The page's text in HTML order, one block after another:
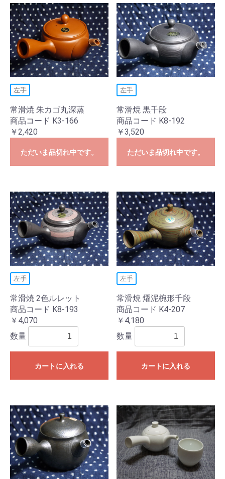
左手
常滑焼 朱カゴ丸深蒸
商品コード K3-166
￥2,420
ただいま品切れ中です。
左手
常滑焼 黒千段
商品コード K8-192
￥3,520
ただいま品切れ中です。
左手
常滑焼 2色ルレット
商品コード K8-193
￥4,070
数量
カートに入れる
左手
常滑焼 燿泥椀形千段
商品コード K4-207
￥4,180
数量
カートに入れる